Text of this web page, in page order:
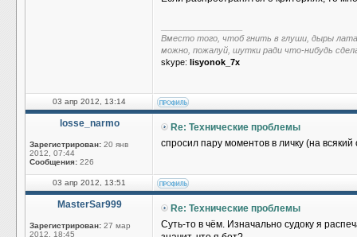
Вместо того, чтоб гнить в глуши, дыры
можно, пожалуй, шутки ради что-нибудь
skype: lisyonok_7x
03 апр 2012, 13:14
losse_narmo
Зарегистрирован: 20 янв
2012, 07:44
Сообщения: 226
Re: Технические проблемы
спросил пару моментов в личку (на всякий
03 апр 2012, 13:51
MasterSar999
Зарегистрирован: 27 мар
2012, 18:45
Re: Технические проблемы
Суть-то в чём. Изначально судоку я